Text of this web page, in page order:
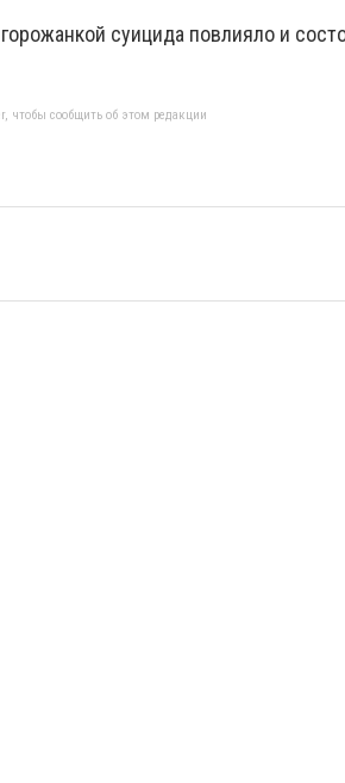
суицида повлияло и
чтобы сообщить об этом редакции